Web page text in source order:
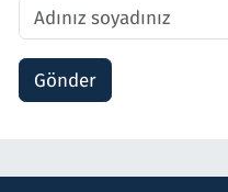
Gönder